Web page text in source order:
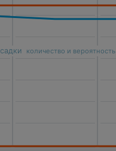
количество и вероятность